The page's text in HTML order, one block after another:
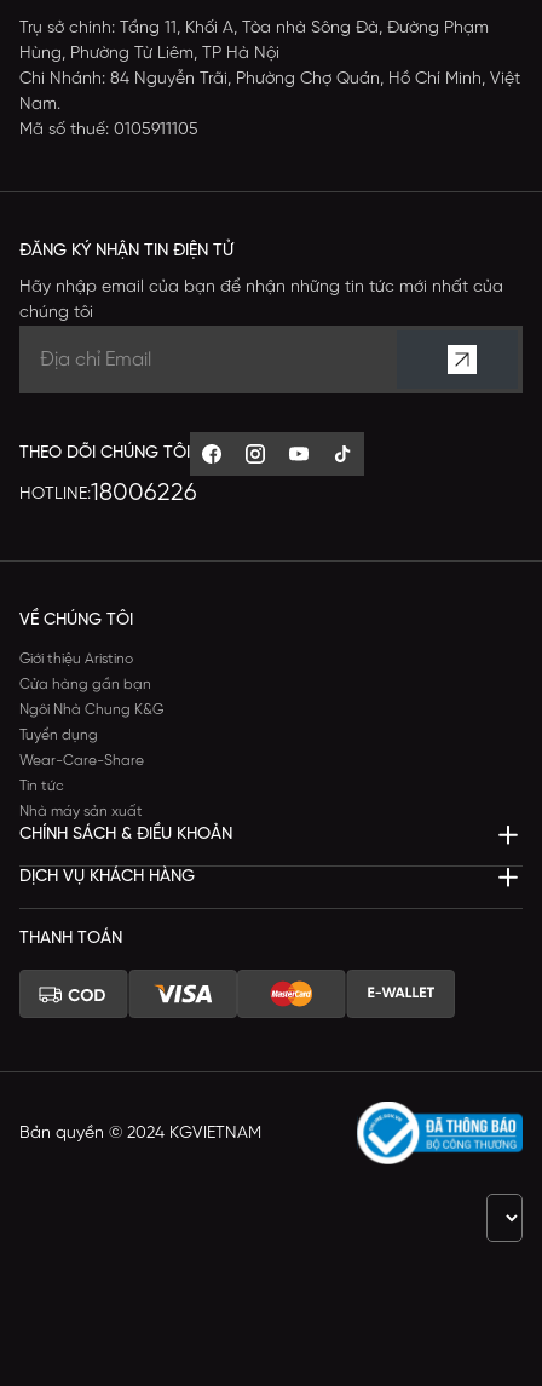
Trụ sở chính: Tầng 11, Khối A, Tòa nhà Sông Đà, Đường Phạm
Hùng, Phường Từ Liêm, TP Hà Nội
Chi Nhánh: 84 Nguyễn Trãi, Phường Chợ Quán, Hồ Chí Minh, Việt
Nam.
Mã số thuế: 0105911105
ĐĂNG KÝ NHẬN TIN ĐIỆN TỬ
Hãy nhập email của bạn để nhận những tin tức mới nhất của
chúng tôi
THEO DÕI CHÚNG TÔI
HOTLINE:18006226
VỀ CHÚNG TÔI
Giới thiệu Aristino
Cửa hàng gần bạn
Ngôi Nhà Chung K&G
Tuyển dụng
Wear-Care-Share
Tin tức
Nhà máy sản xuất
CHÍNH SÁCH & ĐIỀU KHOẢN
DỊCH VỤ KHÁCH HÀNG
THANH TOÁN
Bản quyền © 2024 KGVIETNAM